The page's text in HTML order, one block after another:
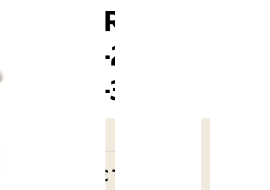
10-SERIES
EC34-28,6
EC34-30
45,84 €TTC